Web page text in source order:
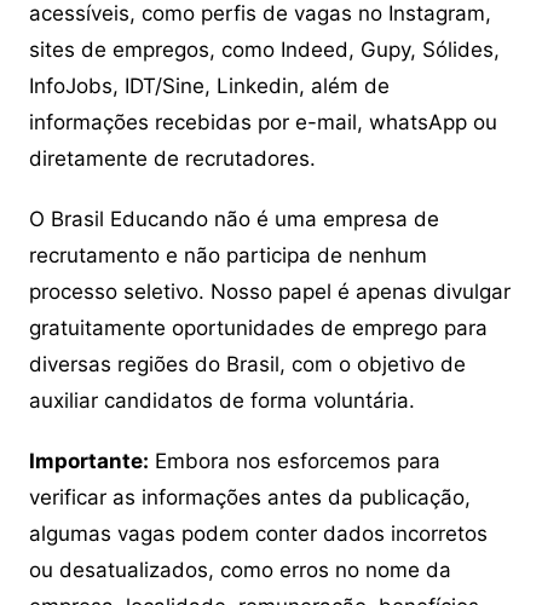
acessíveis, como perfis de vagas no Instagram,
sites de empregos, como Indeed, Gupy, Sólides,
InfoJobs, IDT/Sine, Linkedin, além de
informações recebidas por e-mail, whatsApp ou
diretamente de recrutadores.
O Brasil Educando não é uma empresa de
recrutamento e não participa de nenhum
processo seletivo. Nosso papel é apenas divulgar
gratuitamente oportunidades de emprego para
diversas regiões do Brasil, com o objetivo de
auxiliar candidatos de forma voluntária.
Importante: Embora nos esforcemos para
verificar as informações antes da publicação,
algumas vagas podem conter dados incorretos
ou desatualizados, como erros no nome da